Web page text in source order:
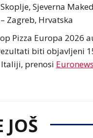
Sjeverna
Zagreb, Hrvatska
Pizza Europa
biti objavljeni
prenosi
JOŠ